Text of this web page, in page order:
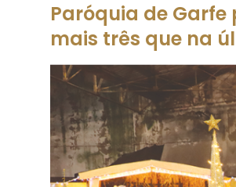
Paróquia de
mais três que na